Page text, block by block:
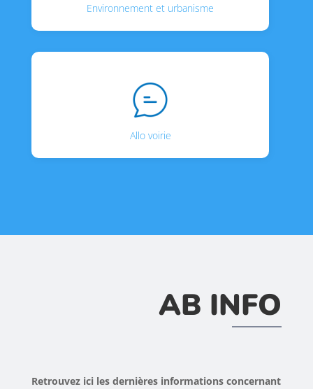
Environnement et urbanisme
Allo voirie
Retrouvez ici les dernières informations concernant
AB INFO